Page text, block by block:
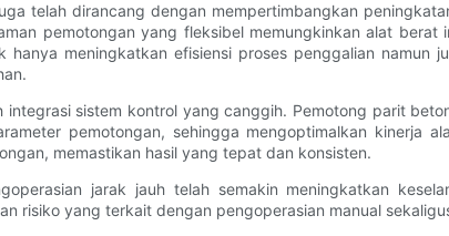
telah dirancang dengan mempertimbangkan
pemotongan yang fleksibel memungkinkan alat
meningkatkan efisiensi proses penggalian namun
sistem kontrol yang canggih. Pemotong parit
pemotongan, sehingga mengoptimalkan
memastikan hasil yang tepat dan konsisten.
jarak jauh telah semakin meningkatkan
risiko yang terkait dengan pengoperasian manual